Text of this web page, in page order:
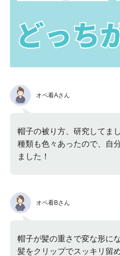
オペ看Aさん
帽子の被り方、研究してま
種類も色々あったので、自
ました！
オペ看Bさん
帽子が髪の重さで変な形に
髪をクリップでスッキリ留